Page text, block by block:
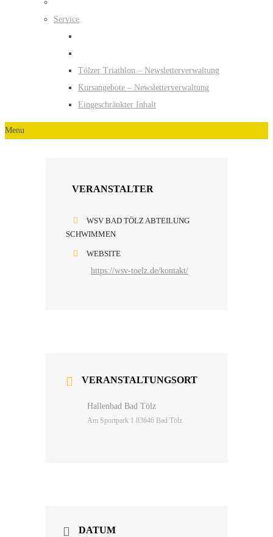
Service
Tölzer Triathlon – Newsletterverwaltung
Kursangebote – Newsletterverwaltung
Eingeschränkter Inhalt
Menu
VERANSTALTER
WSV BAD TÖLZ ABTEILUNG
SCHWIMMEN
WEBSITE
https://wsv-toelz.de/kontakt/
VERANSTALTUNGSORT
Hallenbad Bad Tölz
Am Sportpark 1 83646 Bad Tölz
DATUM